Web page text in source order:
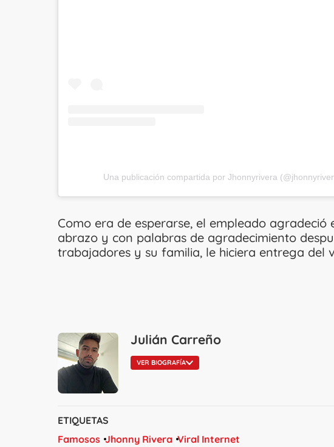
Una publicación compartida por Jhonnyrivera
Como era de esperarse, el empleado
abrazo y con palabras de agradecimiento
trabajadores y su familia, le hiciera entrega del
Julián Carreño
VER BIOGRAFÍA
ETIQUETAS
Famosos Jhonny Rivera Viral Internet